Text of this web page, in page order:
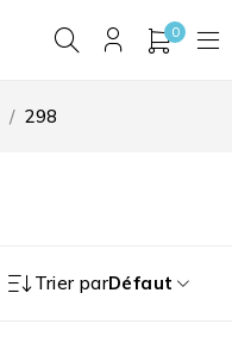
0
/ 298
Trier parDéfaut